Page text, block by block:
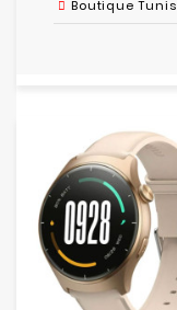
Boutique Tunis